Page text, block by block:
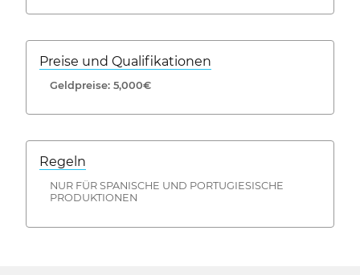
Preise und Qualifikationen
Geldpreise: 5,000€
Regeln
NUR FÜR SPANISCHE UND PORTUGIESISCHE
PRODUKTIONEN